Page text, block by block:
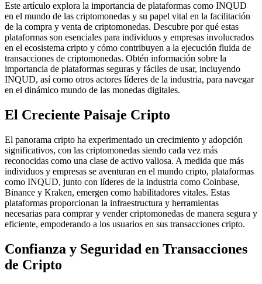
Este artículo explora la importancia de plataformas como INQUD
en el mundo de las criptomonedas y su papel vital en la facilitación
de la compra y venta de criptomonedas. Descubre por qué estas
plataformas son esenciales para individuos y empresas involucrados
en el ecosistema cripto y cómo contribuyen a la ejecución fluida de
transacciones de criptomonedas. Obtén información sobre la
importancia de plataformas seguras y fáciles de usar, incluyendo
INQUD, así como otros actores líderes de la industria, para navegar
en el dinámico mundo de las monedas digitales.
El Creciente Paisaje Cripto
El panorama cripto ha experimentado un crecimiento y adopción
significativos, con las criptomonedas siendo cada vez más
reconocidas como una clase de activo valiosa. A medida que más
individuos y empresas se aventuran en el mundo cripto, plataformas
como INQUD, junto con líderes de la industria como Coinbase,
Binance y Kraken, emergen como habilitadores vitales. Estas
plataformas proporcionan la infraestructura y herramientas
necesarias para comprar y vender criptomonedas de manera segura y
eficiente, empoderando a los usuarios en sus transacciones cripto.
Confianza y Seguridad en Transacciones
de Cripto